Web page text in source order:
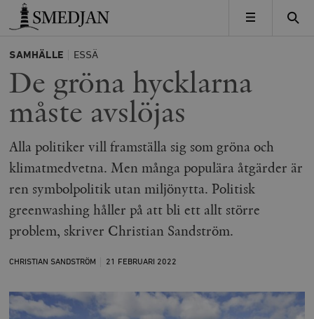
Timbro
MENY
SAMHÄLLE ESSÄ
De gröna hycklarna
måste avslöjas
Alla politiker vill framställa sig som gröna och
klimatmedvetna. Men många populära åtgärder är
ren symbolpolitik utan miljönytta. Politisk
greenwashing håller på att bli ett allt större
problem, skriver Christian Sandström.
CHRISTIAN SANDSTRÖM 21 FEBRUARI 2022